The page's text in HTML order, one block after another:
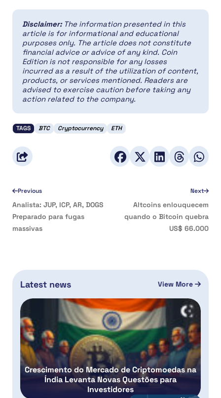
Disclaimer: The information presented in this
article is for informational and educational
purposes only. The article does not constitute
financial advice or advice of any kind. Coin
Edition is not responsible for any losses
incurred as a result of the utilization of content,
products, or services mentioned. Readers are
advised to exercise caution before taking any
action related to the company.
TAGS BTC Cryptocurrency ETH
Previous
Analista: JUP, ICP, AR, DOGS
Preparado para fugas
massivas
Next
Altcoins enlouquecem
quando o Bitcoin quebra
US$ 66.000
Latest news View More
Crescimento do Mercado de Criptomoedas na
Índia Levanta Novas Questões para
Investidores